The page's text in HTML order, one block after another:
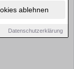
ablehnen
Datenschutzerklärung